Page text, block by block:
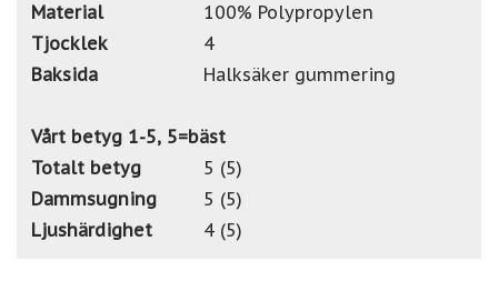
Material
100% Polypropylen
Tjocklek
4
Baksida
Halksäker gummering
Vårt betyg 1-5, 5=bäst
Totalt betyg
5 (5)
Dammsugning
5 (5)
Ljushärdighet
4 (5)